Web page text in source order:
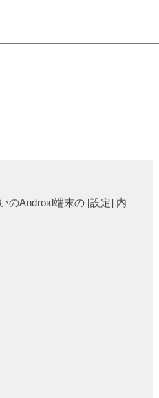
のAndroid端末の [設定] 内